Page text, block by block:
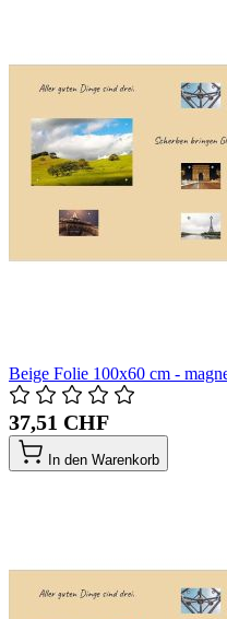
Beige Folie 100x60 cm -
37,51 CHF
In den Warenkorb